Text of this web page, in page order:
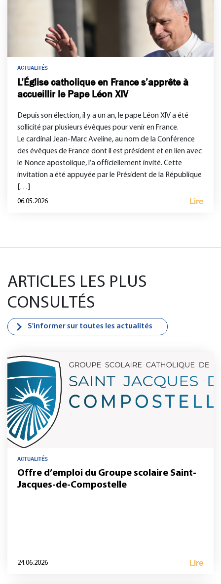
ACTUALITÉS
L’Église catholique en France s’apprête à
accueillir le Pape Léon XIV
Depuis son élection, il y a un an, le pape Léon XIV a été
sollicité par plusieurs évêques pour venir en France.
Le cardinal Jean-Marc Aveline, au nom de la Conférence
des évêques de France dont il est président et en lien avec
le Nonce apostolique, l’a officiellement invité. Cette
invitation a été appuyée par le Président de la République
[…]
06.05.2026 Lire
ARTICLES LES PLUS
CONSULTÉS
S'informer sur toutes les actualités
ACTUALITÉS
Offre d’emploi du Groupe scolaire Saint-
Jacques-de-Compostelle
24.06.2026 Lire